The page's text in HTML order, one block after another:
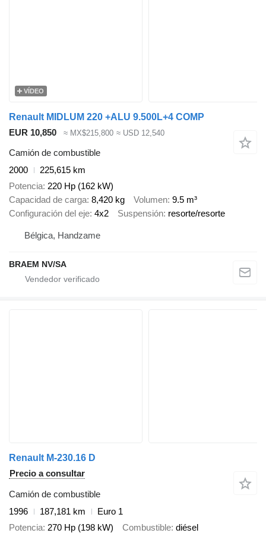
VÍDEO
Renault MIDLUM 220 +ALU 9.500L+4 COMP
EUR 10,850
≈ MX$215,800 ≈ USD 12,540
Camión de combustible
2000
225,615 km
Potencia 220 Hp (162 kW)
Capacidad de carga 8,420 kg Volumen 9.5 m³
Configuración del eje 4x2 Suspensión resorte/resorte
Bélgica, Handzame
BRAEM NV/SA
Renault M-230.16 D
Precio a consultar
Camión de combustible
1996
187,181 km
Euro 1
Potencia 270 Hp (198 kW) Combustible diésel